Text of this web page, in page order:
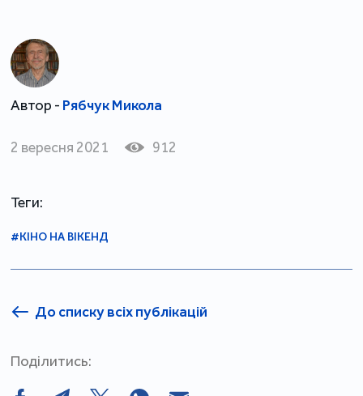
Автор - Рябчук Микола
2 вересня 2021 912
Теги:
#КІНО НА ВІКЕНД
До списку всіх публікацій
Поділитись: